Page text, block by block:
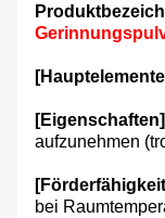
[Eigenschaften]
aufzunehmen
bei